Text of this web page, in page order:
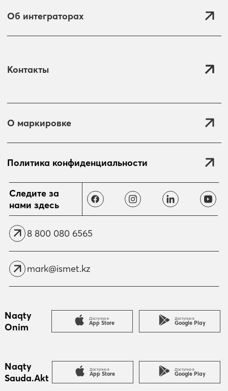
Об интеграторах
Контакты
О маркировке
Политика конфиденциальности
Naqty
Onim
Доступно в
App Store
Доступно в
Google Play
Naqty
Sauda.Akt
Доступно в
App Store
Доступно в
Google Play
Следите за
нами здесь
8 800 080 6565
mark@ismet.kz